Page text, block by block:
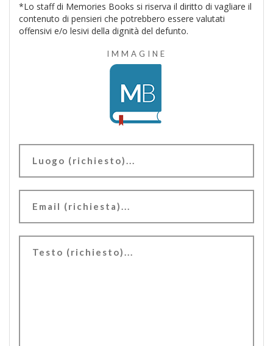
*Lo staff di Memories Books si riserva il diritto di vagliare il
contenuto di pensieri che potrebbero essere valutati
offensivi e/o lesivi della dignità del defunto.
IMMAGINE